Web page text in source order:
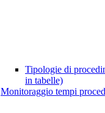
Tipologie di
in tabelle)
Monitoraggio tempi